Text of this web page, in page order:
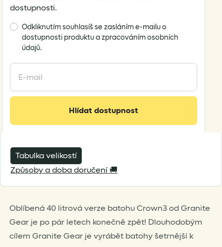
Oblíbená 40 litrová verze batohu Crown3 od Granite
Gear je po pár letech konečně zpět! Dlouhodobým
cílem Granite Gear je vyrábět batohy šetrnější k
dostupnosti.
Odkliknutím souhlasíš se zasláním e-mailu o
dostupnosti produktu a zpracováním osobních
údajů.
Enter
your
email
join
waitlist
for
this
product
Hlídat dostupnost
Tabulka velikostí
Způsoby a doba doručení 🚚